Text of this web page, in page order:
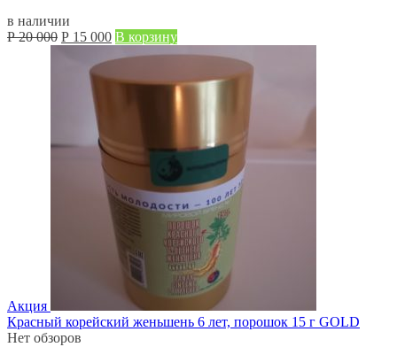
в наличии
Р 20 000 Первоначальная
составляла
20 000.
Р 15 000Текущая
15 000.
В корзину
Акция
Красный корейский женьшень 6 лет, порошок 15 г GOLD
Нет обзоров